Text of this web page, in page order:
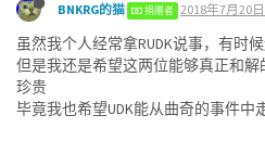
BNKRG的猫 捐赠者 2018年7月20
虽然我个人经常拿RUDK说事，有时
但是我还是希望这两位能够真正和
珍贵
毕竟我也希望UDK能从曲奇的事件中